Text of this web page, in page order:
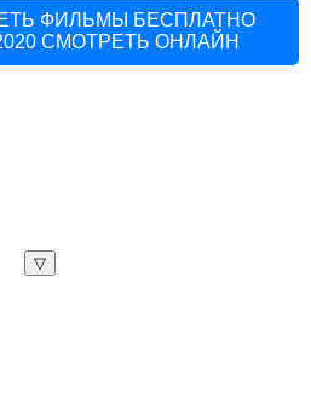
ФИЛЬМЫ БЕСПЛАТНО
СМОТРЕТЬ ОНЛАЙН
▽